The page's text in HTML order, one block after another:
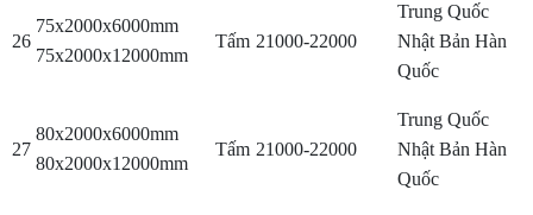
26
75x2000x6000mm
75x2000x12000mm
Tấm 21000-22000
Trung Quốc
Nhật Bản Hàn
Quốc
27
80x2000x6000mm
80x2000x12000mm
Tấm 21000-22000
Trung Quốc
Nhật Bản Hàn
Quốc